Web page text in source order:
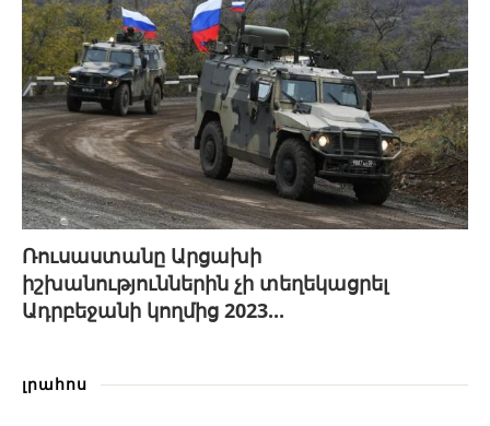
Ռուսաստանը Արցախի
իշխանություններին չի տեղեկացրել
Ադրբեջանի կողմից 2023...
լրահոս